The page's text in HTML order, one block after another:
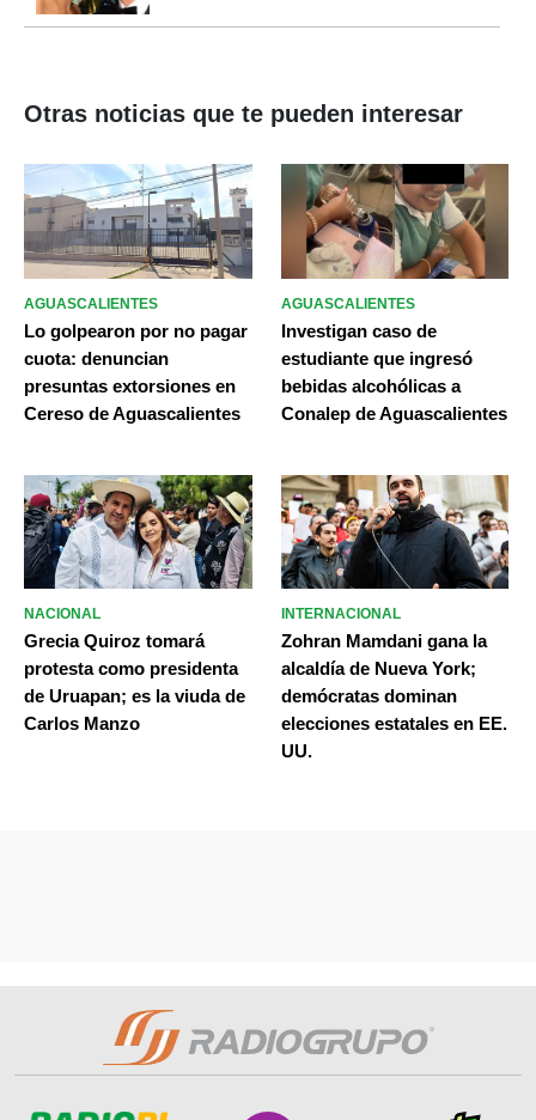
Otras noticias que te pueden interesar
AGUASCALIENTES
Lo golpearon por no pagar
cuota: denuncian
presuntas extorsiones en
Cereso de Aguascalientes
AGUASCALIENTES
Investigan caso de
estudiante que ingresó
bebidas alcohólicas a
Conalep de Aguascalientes
NACIONAL
Grecia Quiroz tomará
protesta como presidenta
de Uruapan; es la viuda de
Carlos Manzo
INTERNACIONAL
Zohran Mamdani gana la
alcaldía de Nueva York;
demócratas dominan
elecciones estatales en EE.
UU.